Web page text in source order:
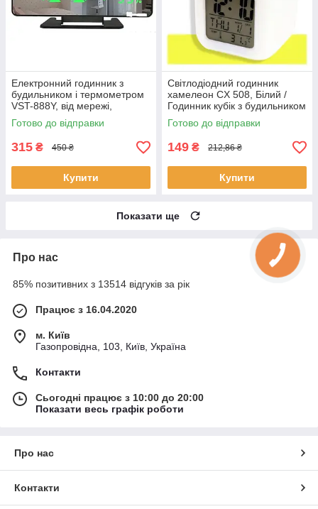
Електронний годинник з
будильником і термометром
VST-888Y, від мережі,
Зелений / Дзеркальний
годинник із зеленим LED
Готово до відправки
315 ₴ 450 ₴
Купити
Світлодіодний годинник
хамелеон CX 508, Білий /
Годинник кубік з будильником
і термометром /
ЕлектроннийLED годинник-
нічник
Готово до відправки
149 ₴ 212,86 ₴
Купити
Показати ще
Про нас
85% позитивних з 13514 відгуків за рік
Працює з 16.04.2020
м. Київ
Газопровідна, 103, Київ, Україна
Контакти
Сьогодні працює з 10:00 до 20:00
Показати весь графік роботи
Про нас
Контакти